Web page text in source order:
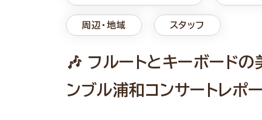
周辺・地域 スタッフ
🎶 フルートとキーボード
ンブル浦和コンサートレポ